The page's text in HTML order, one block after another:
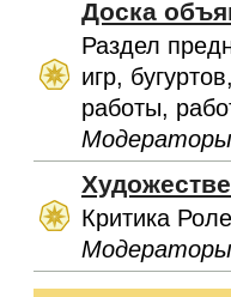
Доска
Раздел
игр,
работы,
Критика